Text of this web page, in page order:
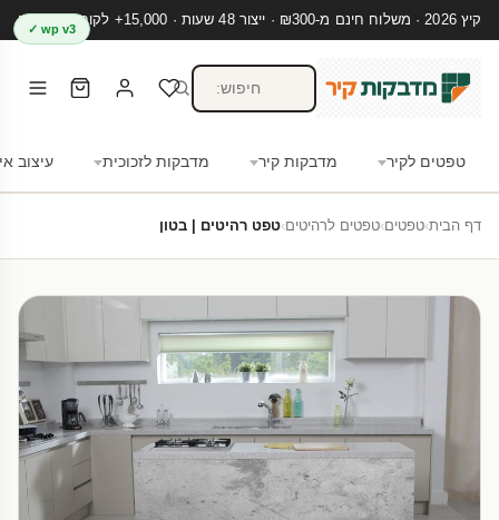
קיץ 2026 · משלוח חינם מ-₪300 · ייצור 48 שעות · 15,000+ לקוחות מרוצים
טפטים לקיר מדבקות קיר מדבקות לזכוכית עיצוב
wp v3 ✓
דף הבית›טפטים›טפטים לרהיטים›טפט רהיטים | בטון